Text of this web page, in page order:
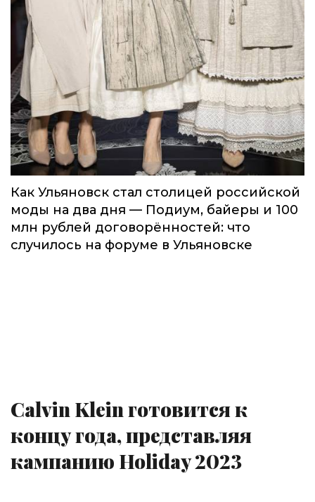
Как Ульяновск стал столицей российской
моды на два дня — Подиум, байеры и 100
млн рублей договорённостей: что
случилось на форуме в Ульяновске
Calvin Klein готовится к
концу года, представляя
кампанию Holiday 2023